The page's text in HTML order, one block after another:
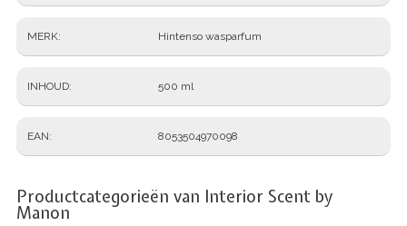
MERK Hintenso wasparfum
INHOUD 500 ml
EAN 8053504970098
Productcategorieën van Interior Scent by
Manon